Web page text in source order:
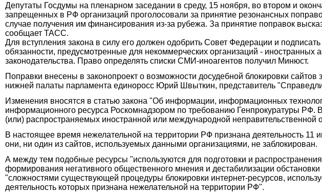
Депутаты Госдумы на пленарном заседании в среду, 15 ноября, во втором и
запрещенных в РФ организаций проголосовали за принятие резонансных
случае получения им финансирования из-за рубежа. За принятие поправок
сообщает ТАСС.
Для вступления закона в силу его должен одобрить Совет Федерации и
обязанности, предусмотренные для некоммерческих организаций - иностранных
законодательства. Право определять списки СМИ-иноагентов получил Минюст.
Поправки внесены в законопроект о возможности досудебной блокировки
нижней палаты парламента единоросс Юрий Швыткин, представитель
Изменения вносятся в статью закона "Об информации, информационных
информационного ресурса Роскомнадзором по требованию Генпрокуратуры РФ.
(или) распространяемых иностранной или международной неправительственной
В настоящее время нежелательной на территории РФ признана деятельность
они, ни один из сайтов, используемых данными организациями, не заблокирован.
А между тем подобные ресурсы "используются для подготовки и
формирования негативного общественного мнения и дестабилизации
"сложностями существующей процедуры блокировки интернет-ресурсов,
деятельность которых признана нежелательной на территории РФ".